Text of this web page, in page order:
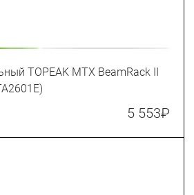
TOPEAK MTX BeamRack II
5 553₽